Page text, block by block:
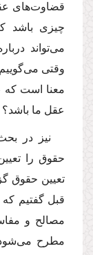
قضاوت‌هاى
چیزى باشد
مى‌تواند
وقتى مى‌گوییم:
معنا است كه
عقل ما باشد؟
نیز در
حقوق را
تعیین حقوق
قبل گفتیم
مصالح و
مطرح مى‌شود